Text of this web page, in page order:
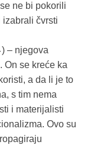
ne bi pokorili
izabrali čvrsti
On se kreće ka
a da li je to
s tim nema
i materijalisti
Ovo su